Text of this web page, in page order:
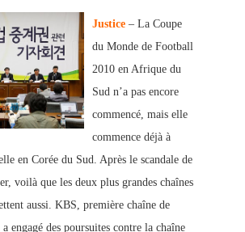
Justice – La Coupe
du Monde de Football
2010 en Afrique du
Sud n’a pas encore
commencé, mais elle
commence déjà à
en Corée du Sud. Après le scandale de
voilà que les deux plus grandes chaînes
aussi. KBS, première chaîne de
engagé des poursuites contre la chaîne